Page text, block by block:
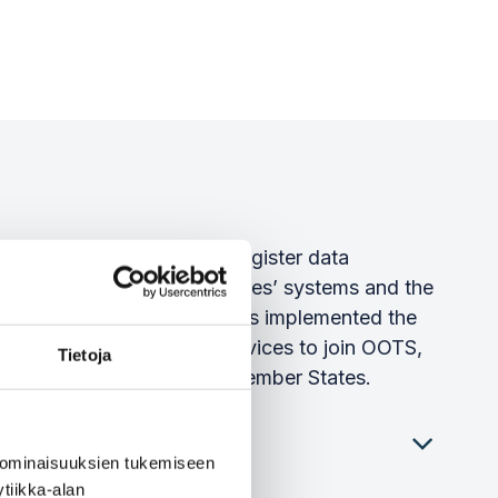
Tietoja
tukemiseen
alan
system for exchanging register data
of the Member States’ systems and the
The KEHA Centre has implemented the
enabling the e-services to join OOTS,
registers of other EU Member States.